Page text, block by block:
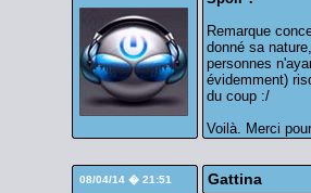
Remarque
donné sa
personnes
évidemment)
du coup :/
Voilà. Merci
08/04/14 � 21:51 Gattina